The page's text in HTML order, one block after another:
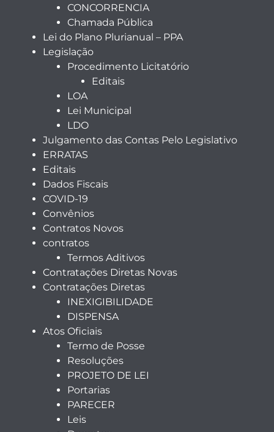
CONCORRENCIA
Chamada Pública
Lei do Plano Plurianual – PPA
Legislação
Procedimento Licitatório
Editais
LOA
Lei Municipal
LDO
Julgamento das Contas Pelo Legislativo
ERRATAS
Editais
Dados Fiscais
COVID-19
Convênios
Contratos Novos
contratos
Termos Aditivos
Contratações Diretas Novas
Contratações Diretas
INEXIGIBILIDADE
DISPENSA
Atos Oficiais
Termo de Posse
Resoluções
PROJETO DE LEI
Portarias
PARECER
Leis